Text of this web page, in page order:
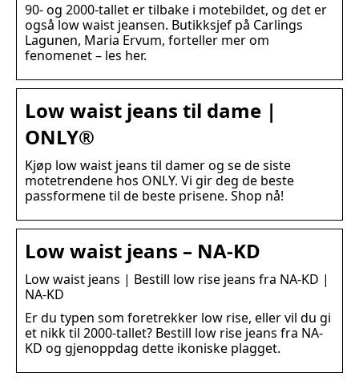
90- og 2000-tallet er tilbake i motebildet, og det er
også low waist jeansen. Butikksjef på Carlings
Lagunen, Maria Ervum, forteller mer om
fenomenet – les her.
Low waist jeans til dame |
ONLY®
Kjøp low waist jeans til damer og se de siste
motetrendene hos ONLY. Vi gir deg de beste
passformene til de beste prisene. Shop nå!
Low waist jeans – NA-KD
Low waist jeans | Bestill low rise jeans fra NA-KD |
NA-KD
Er du typen som foretrekker low rise, eller vil du gi
et nikk til 2000-tallet? Bestill low rise jeans fra NA-
KD og gjenoppdag dette ikoniske plagget.